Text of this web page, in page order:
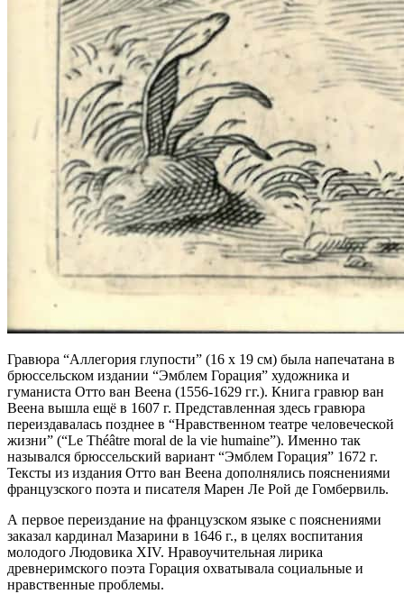
Гравюра “Аллегория глупости” (16 х 19 см) была напечатана в
брюссельском издании “Эмблем Горация” художника и
гуманиста Отто ван Веена (1556-1629 гг.). Книга гравюр ван
Веена вышла ещё в 1607 г. Представленная здесь гравюра
переиздавалась позднее в “Нравственном театре человеческой
жизни” (“Le Théâtre moral de la vie humaine”). Именно так
назывался брюссельский вариант “Эмблем Горация” 1672 г.
Тексты из издания Отто ван Веена дополнялись пояснениями
французского поэта и писателя Марен Ле Рой де Гомбервиль.
А первое переиздание на французском языке с пояснениями
заказал кардинал Мазарини в 1646 г., в целях воспитания
молодого Людовика XIV. Нравоучительная лирика
древнеримского поэта Горация охватывала социальные и
нравственные проблемы.